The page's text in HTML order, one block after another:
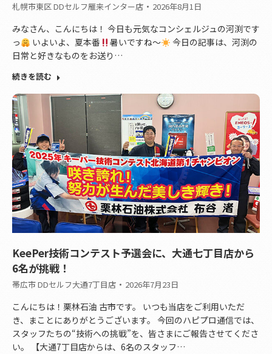
札幌市東区 DDセルフ雁来インター店 2026年8月1日
みなさん、こんにちは！ 今日も元気なコンシェルジュの河渕です
っ
いよいよ、夏本番 暑いですね〜
今日の記事は、河渕の
日常と好きなものをお送り…
続きを読む
KeePer技術コンテスト予選会に、大通七丁目店から
6名が挑戦！
帯広市 DDセルフ大通7丁目店 2026年7月23日
こんにちは！栗林石油 古市です。 いつも当店をご利用いただ
き、まことにありがとうございます。 今回のハピプロ通信では、
スタッフたちの“技術への挑戦”を、皆さまにご報告させてくださ
い。 【大通7丁目店からは、6名のスタッフ…